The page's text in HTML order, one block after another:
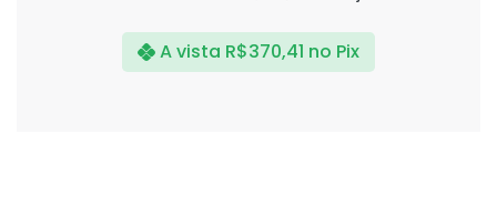
A vista R$370,41 no Pix